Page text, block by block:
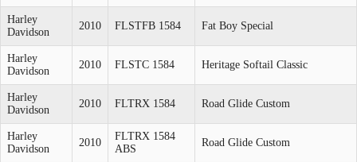
Harley
Davidson
2010 FLSTFB 1584 Fat Boy Special
Harley
Davidson
2010 FLSTC 1584 Heritage Softail Classic
Harley
Davidson
2010 FLTRX 1584 Road Glide Custom
Harley
Davidson
2010
FLTRX 1584
ABS
Road Glide Custom